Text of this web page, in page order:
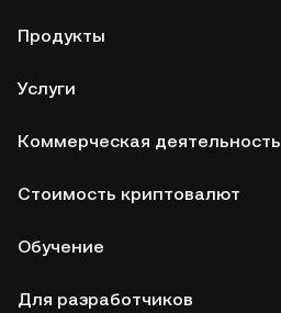
Продукты
Услуги
Коммерческая деятельность
Стоимость криптовалют
Обучение
Для разработчиков